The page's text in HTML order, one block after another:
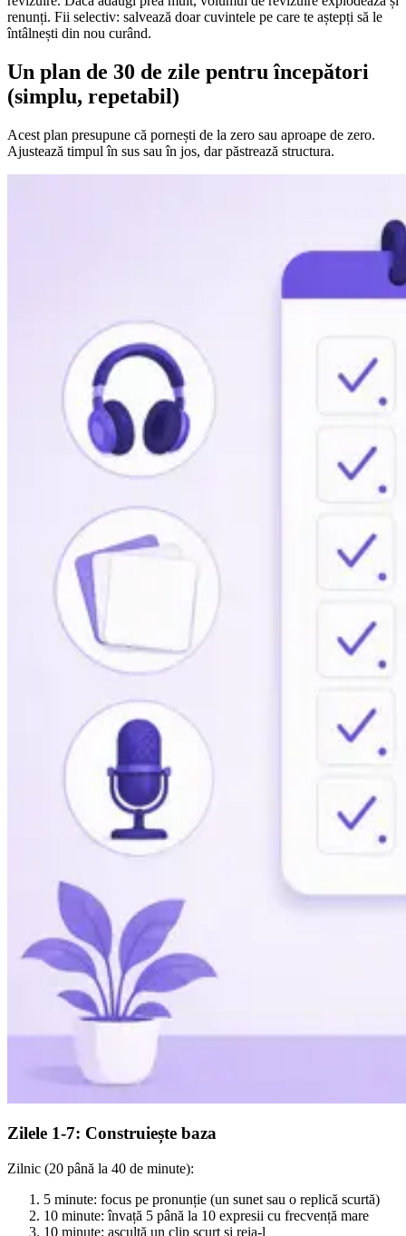
renunți. Fii selectiv: salvează doar cuvintele pe care te aștepți să le
întâlnești din nou curând.
Un plan de 30 de zile pentru începători
(simplu, repetabil)
Acest plan presupune că pornești de la zero sau aproape de zero.
Ajustează timpul în sus sau în jos, dar păstrează structura.
Zilele 1-7: Construiește baza
Zilnic (20 până la 40 de minute):
5 minute: focus pe pronunție (un sunet sau o replică scurtă)
10 minute: învață 5 până la 10 expresii cu frecvență mare
10 minute: ascultă un clip scurt și reia-l